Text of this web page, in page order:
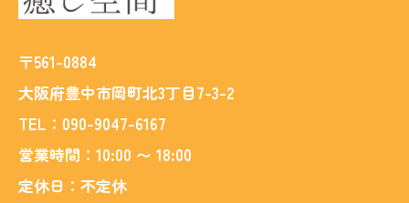
〒561-0884
大阪府豊中市岡町北3丁目7-3-2
TEL： 090-9047-6167
営業時間： 10:00 〜 18:00
定休日：不定休